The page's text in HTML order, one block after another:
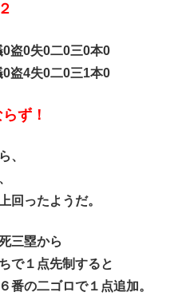
0盗0失0二0三0本0
0盗4失0二0三1本0
ず！
、
回ったようだ。
三塁から
で１点先制すると
番の二ゴロで１点追加。